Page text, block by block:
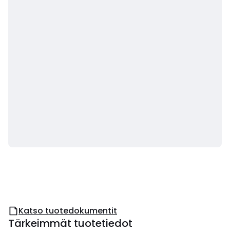
Katso tuotedokumentit
Tärkeimmät tuotetiedot